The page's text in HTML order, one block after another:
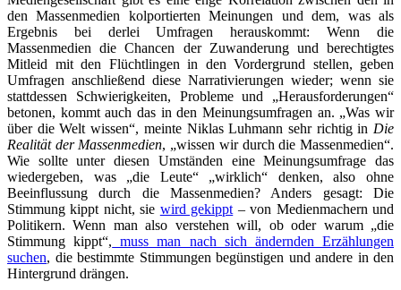
den Massenmedien kolportierten Meinungen und dem, was als
Ergebnis bei derlei Umfragen herauskommt: Wenn die
Massenmedien die Chancen der Zuwanderung und berechtigtes
Mitleid mit den Flüchtlingen in den Vordergrund stellen, geben
Umfragen anschließend diese Narrativierungen wieder; wenn sie
stattdessen Schwierigkeiten, Probleme und „Herausforderungen“
betonen, kommt auch das in den Meinungsumfragen an. „Was wir
über die Welt wissen“, meinte Niklas Luhmann sehr richtig in Die
Realität der Massenmedien, „wissen wir durch die Massenmedien“.
Wie sollte unter diesen Umständen eine Meinungsumfrage das
wiedergeben, was „die Leute“ „wirklich“ denken, also ohne
Beeinflussung durch die Massenmedien? Anders gesagt: Die
Stimmung kippt nicht, sie wird gekippt – von Medienmachern und
Politikern. Wenn man also verstehen will, ob oder warum „die
Stimmung kippt“, muss man nach sich ändernden Erzählungen
suchen, die bestimmte Stimmungen begünstigen und andere in den
Hintergrund drängen.